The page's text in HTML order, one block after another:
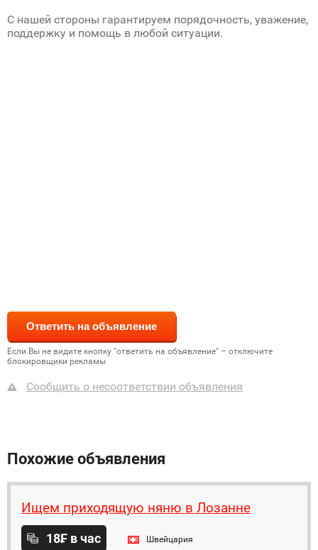
С нашей стороны гарантируем порядочность, уважение,
поддержку и помощь в любой ситуации.
Если Вы не видите кнопку "ответить на объявление" – отключите
блокировщики рекламы
Сообщить о несоответствии объявления
Похожие объявления
Ищем приходящую няню в Лозанне
18₣ в час Швейцария